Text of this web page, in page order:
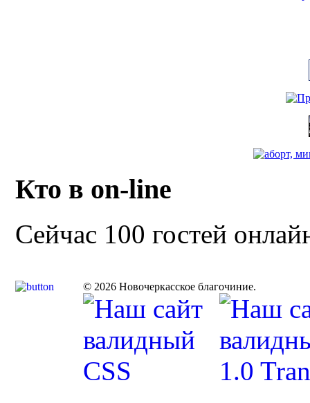
Кто в on-line
Сейчас 100 гостей
© 2026 Новочеркасское благочиние.